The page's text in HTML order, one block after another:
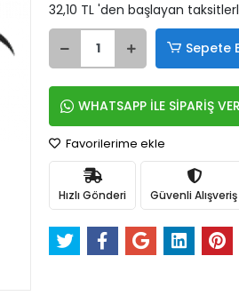
32,10 TL 'den başlayan
Sepete
WHATSAPP İLE SİPARİŞ
Favorilerime ekle
Hızlı Gönderi Güvenli Alışveriş